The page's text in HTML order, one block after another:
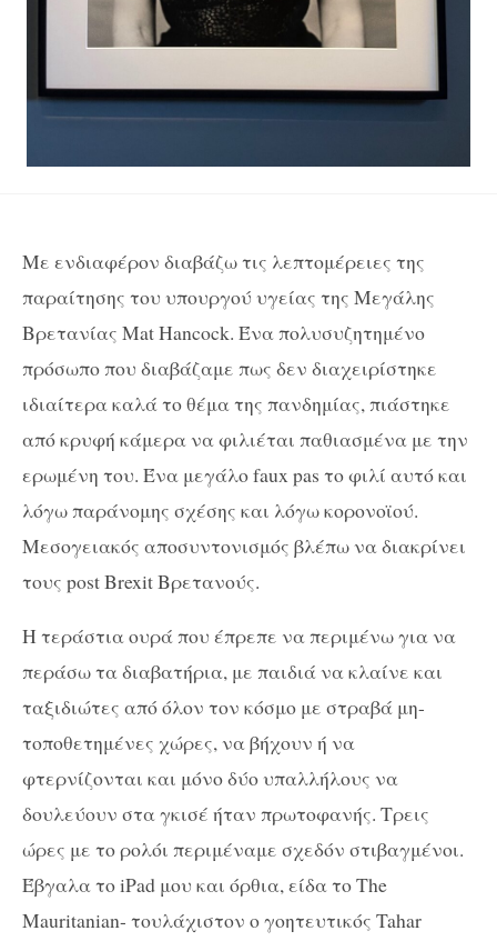
Με ενδιαφέρον διαβάζω τις λεπτομέρειες της
παραίτησης του υπουργού υγείας της Μεγάλης
Βρετανίας Mat Hancock. Ένα πολυσυζητημένο
πρόσωπο που διαβάζαμε πως δεν διαχειρίστηκε
ιδιαίτερα καλά το θέμα της πανδημίας, πιάστηκε
από κρυφή κάμερα να φιλιέται παθιασμένα με την
ερωμένη του. Ένα μεγάλο faux pas το φιλί αυτό και
λόγω παράνομης σχέσης και λόγω κορονοϊού.
Μεσογειακός αποσυντονισμός βλέπω να διακρίνει
τους post Brexit Βρετανούς.
Η τεράστια ουρά που έπρεπε να περιμένω για να
περάσω τα διαβατήρια, με παιδιά να κλαίνε και
ταξιδιώτες από όλον τον κόσμο με στραβά μη-
τοποθετημένες χώρες, να βήχουν ή να
φτερνίζονται και μόνο δύο υπαλλήλους να
δουλεύουν στα γκισέ ήταν πρωτοφανής. Τρεις
ώρες με το ρολόι περιμέναμε σχεδόν στιβαγμένοι.
Έβγαλα το iPad μου και όρθια, είδα το The
Mauritanian- τουλάχιστον ο γοητευτικός Tahar